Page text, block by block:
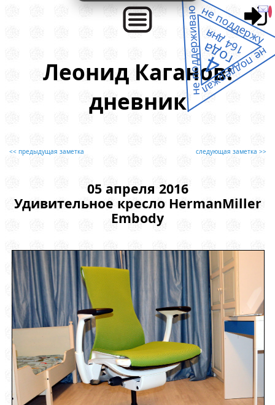
Леонид Каганов:
дневник
<< предыдущая заметка следующая заметка >>
05 апреля 2016
Удивительное кресло HermanMiller
Embody
не поддержал
не поддерживаюне поддержу
4
года
164 дня